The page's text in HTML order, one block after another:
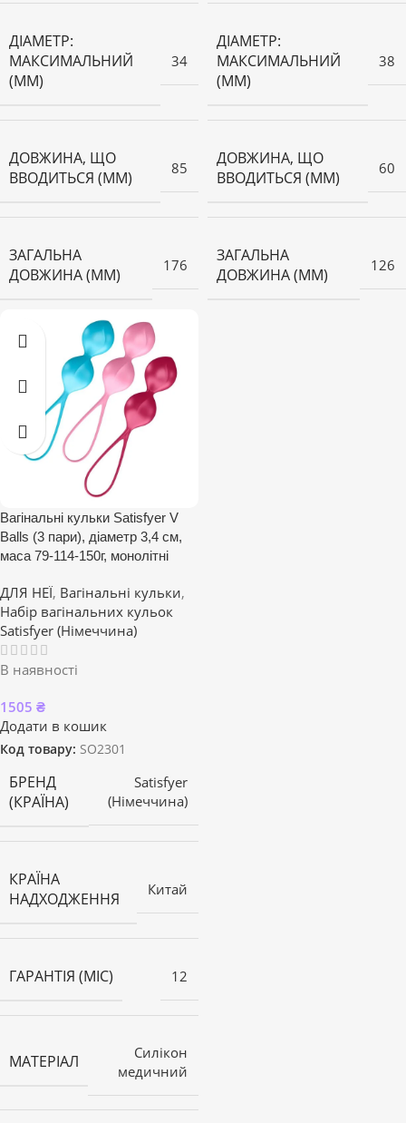
ДІАМЕТР:
МАКСИМАЛЬНИЙ
(ММ)
34
ДОВЖИНА, ЩО
ВВОДИТЬСЯ (ММ)
85
ЗАГАЛЬНА
ДОВЖИНА (ММ)
176
ДІАМЕТР:
МАКСИМАЛЬНИЙ
(ММ)
38
ДОВЖИНА, ЩО
ВВОДИТЬСЯ (ММ)
60
ЗАГАЛЬНА
ДОВЖИНА (ММ)
126
Вагінальні кульки Satisfyer V
Balls (3 пари), діаметр 3,4 см,
маса 79-114-150г, монолітні
ДЛЯ НЕЇ, Вагінальні кульки,
Набір вагінальних кульок
Satisfyer (Німеччина)
В наявності
1505 ₴
Додати в кошик
Код товару: SO2301
БРЕНД
(КРАЇНА)
Satisfyer
(Німеччина)
КРАЇНА
НАДХОДЖЕННЯ
Китай
ГАРАНТІЯ (МІС) 12
МАТЕРІАЛ
Силікон
медичний